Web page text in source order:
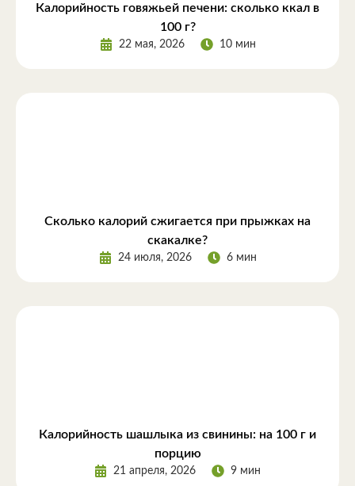
Калорийность говяжьей печени: сколько ккал в
100 г?
22 мая, 2026 10 мин
Сколько калорий сжигается при прыжках на
скакалке?
24 июля, 2026 6 мин
Калорийность шашлыка из свинины: на 100 г и
порцию
21 апреля, 2026 9 мин